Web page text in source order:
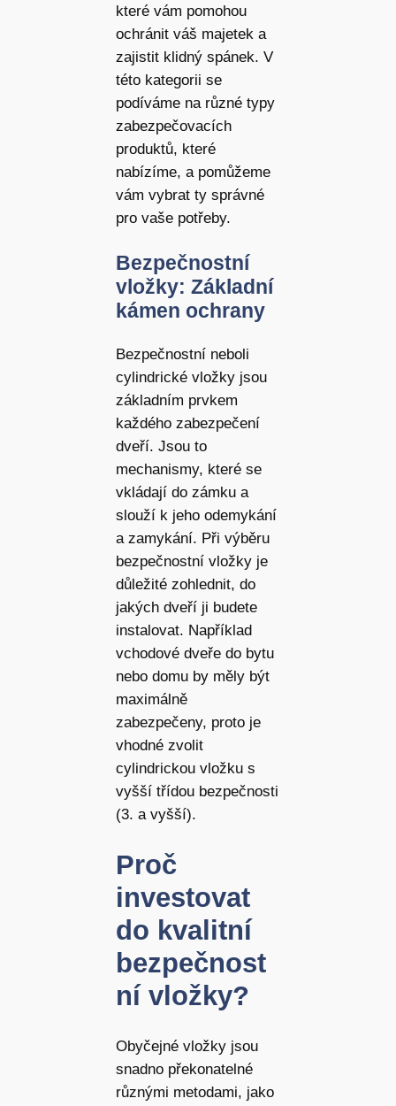
které vám pomohou
ochránit váš majetek a
zajistit klidný spánek. V
této kategorii se
podíváme na různé typy
zabezpečovacích
produktů, které
nabízíme, a pomůžeme
vám vybrat ty správné
pro vaše potřeby.
Bezpečnostní
vložky: Základní
kámen ochrany
Bezpečnostní neboli
cylindrické vložky jsou
základním prvkem
každého zabezpečení
dveří. Jsou to
mechanismy, které se
vkládají do zámku a
slouží k jeho odemykání
a zamykání. Při výběru
bezpečnostní vložky je
důležité zohlednit, do
jakých dveří ji budete
instalovat. Například
vchodové dveře do bytu
nebo domu by měly být
maximálně
zabezpečeny, proto je
vhodné zvolit
cylindrickou vložku s
vyšší třídou bezpečnosti
(3. a vyšší).
Proč
investovat
do kvalitní
bezpečnost
ní vložky?
Obyčejné vložky jsou
snadno překonatelné
různými metodami, jako